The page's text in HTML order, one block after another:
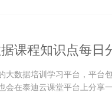
课程知识点每日
大数据培训学习平台，平台
在泰迪云课堂平台上分享